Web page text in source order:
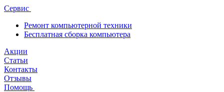
Сервис
Ремонт компьютерной техники
Бесплатная сборка компьютера
Акции
Статьи
Контакты
Отзывы
Помощь